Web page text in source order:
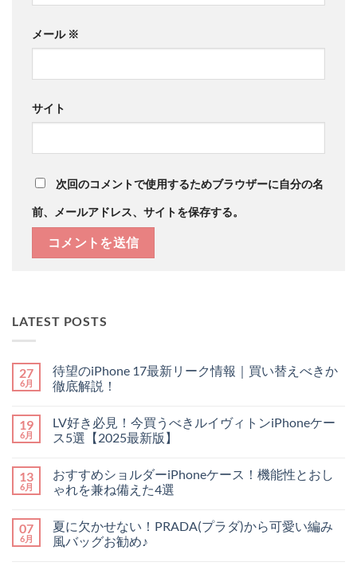
メール ※
サイト
次回のコメントで使用するためブラウザーに自分の名
前、メールアドレス、サイトを保存する。
LATEST POSTS
27
6月
待望のiPhone 17最新リーク情報｜買い替えべきか
徹底解説！
の
iPhone
17
リ
ー
ク
｜
買
い
ン
ト
は
あ
り
ま
19
6月
LV好き必見！今買うべきルイヴィトンiPhoneケー
ス5選【2025最新版】
き
必
見！
う
べ
き
ン
ト
は
あ
り
ま
13
6月
おすすめショルダーiPhoneケース！機能性とおし
ゃれを兼ね備えた4選
す
め
シ
ン
ト
は
07
6月
夏に欠かせない！PRADA(プラダ)から可愛い編み
風バッグお勧め♪